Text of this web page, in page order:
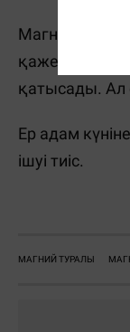
Магний ас
қажет.
қатысады. Ал
Ер адам
ішуі тиіс.
МАГНИЙ ТУРАЛЫ